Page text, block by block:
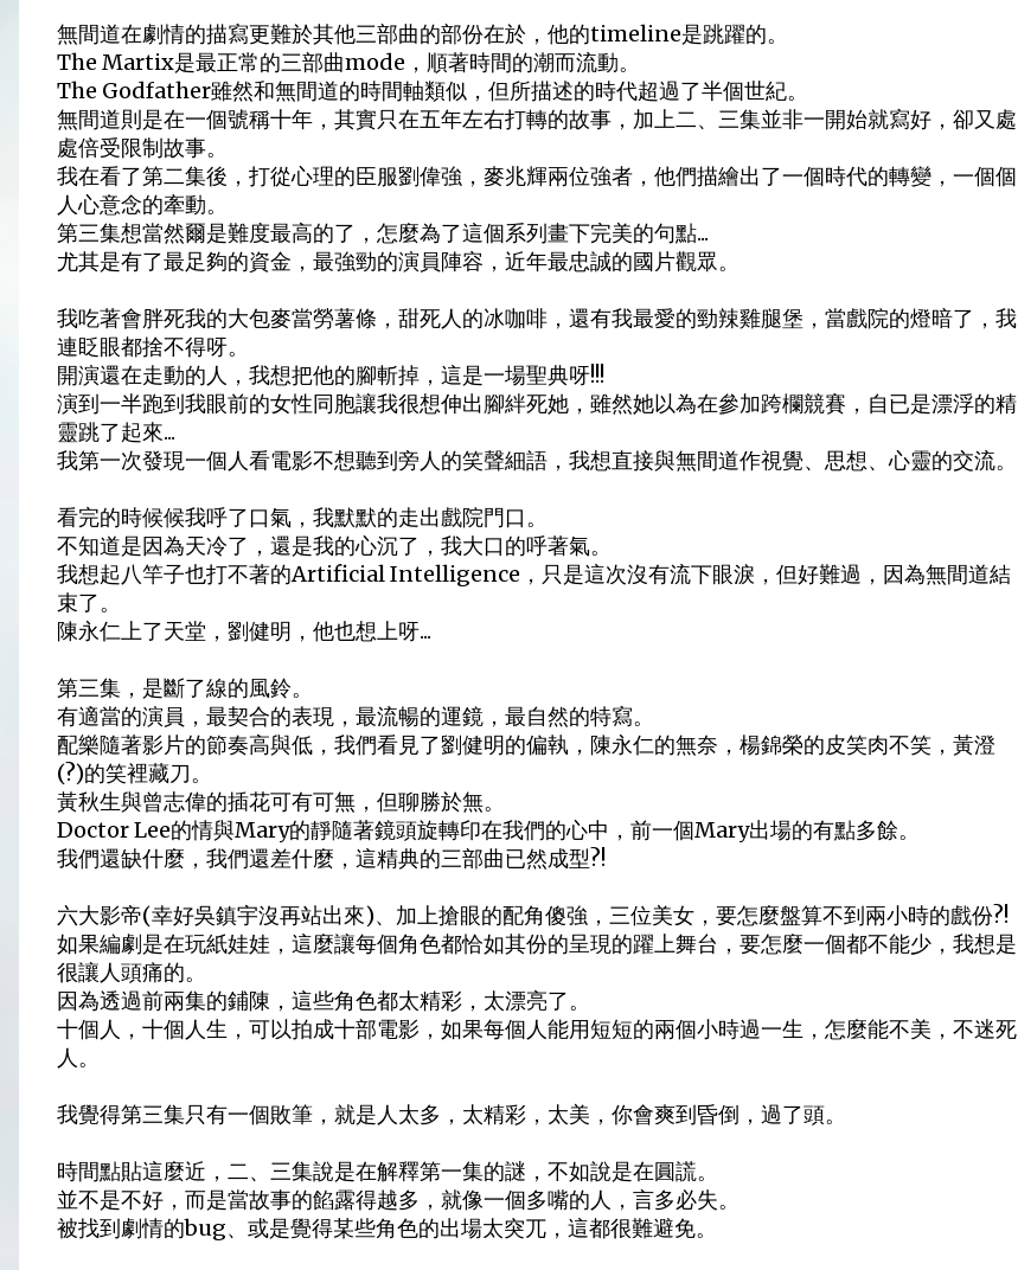
無間道在劇情的描寫更難於其他三部曲的部份在於，他的timeline是跳躍的。
The Martix是最正常的三部曲mode，順著時間的潮而流動。
The Godfather雖然和無間道的時間軸類似，但所描述的時代超過了半個世紀。
無間道則是在一個號稱十年，其實只在五年左右打轉的故事，加上二、三集並非一開始就寫好，卻又處
處倍受限制故事。
我在看了第二集後，打從心理的臣服劉偉強，麥兆輝兩位強者，他們描繪出了一個時代的轉變，一個個
人心意念的牽動。
第三集想當然爾是難度最高的了，怎麼為了這個系列畫下完美的句點...
尤其是有了最足夠的資金，最強勁的演員陣容，近年最忠誠的國片觀眾。
我吃著會胖死我的大包麥當勞薯條，甜死人的冰咖啡，還有我最愛的勁辣雞腿堡，當戲院的燈暗了，我
連眨眼都捨不得呀。
開演還在走動的人，我想把他的腳斬掉，這是一場聖典呀!!!
演到一半跑到我眼前的女性同胞讓我很想伸出腳絆死她，雖然她以為在參加跨欄競賽，自已是漂浮的精
靈跳了起來...
我第一次發現一個人看電影不想聽到旁人的笑聲細語，我想直接與無間道作視覺、思想、心靈的交流。
看完的時候候我呼了口氣，我默默的走出戲院門口。
不知道是因為天冷了，還是我的心沉了，我大口的呼著氣。
我想起八竿子也打不著的Artificial Intelligence，只是這次沒有流下眼淚，但好難過，因為無間道結
束了。
陳永仁上了天堂，劉健明，他也想上呀...
第三集，是斷了線的風鈴。
有適當的演員，最契合的表現，最流暢的運鏡，最自然的特寫。
配樂隨著影片的節奏高與低，我們看見了劉健明的偏執，陳永仁的無奈，楊錦榮的皮笑肉不笑，黃澄
(?)的笑裡藏刀。
黃秋生與曾志偉的插花可有可無，但聊勝於無。
Doctor Lee的情與Mary的靜隨著鏡頭旋轉印在我們的心中，前一個Mary出場的有點多餘。
我們還缺什麼，我們還差什麼，這精典的三部曲已然成型?!
六大影帝(幸好吳鎮宇沒再站出來)、加上搶眼的配角傻強，三位美女，要怎麼盤算不到兩小時的戲份?!
如果編劇是在玩紙娃娃，這麼讓每個角色都恰如其份的呈現的躍上舞台，要怎麼一個都不能少，我想是
很讓人頭痛的。
因為透過前兩集的鋪陳，這些角色都太精彩，太漂亮了。
十個人，十個人生，可以拍成十部電影，如果每個人能用短短的兩個小時過一生，怎麼能不美，不迷死
人。
我覺得第三集只有一個敗筆，就是人太多，太精彩，太美，你會爽到昏倒，過了頭。
時間點貼這麼近，二、三集說是在解釋第一集的謎，不如說是在圓謊。
並不是不好，而是當故事的餡露得越多，就像一個多嘴的人，言多必失。
被找到劇情的bug、或是覺得某些角色的出場太突兀，這都很難避免。